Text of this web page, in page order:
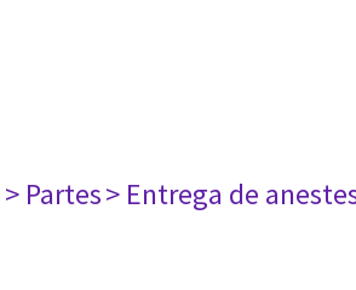
> Partes> Entrega de